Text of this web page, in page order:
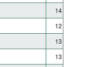
14
12
13
13